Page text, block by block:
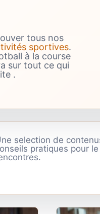
tous nos
sportives.
à la course
sur tout ce qui
.
selection de
pratiques pour